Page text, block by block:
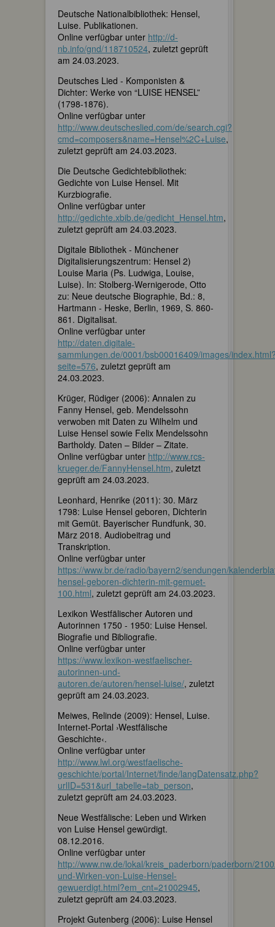
Deutsche Nationalbibliothek: Hensel,
Luise. Publikationen.
Online verfügbar unter http://d-
nb.info/gnd/118710524, zuletzt geprüft
am 24.03.2023.
Deutsches Lied - Komponisten &
Dichter: Werke von “LUISE HENSEL”
(1798-1876).
Online verfügbar unter
http://www.deutscheslied.com/de/search.cgi?
cmd=composers&name=Hensel%2C+Luise,
zuletzt geprüft am 24.03.2023.
Die Deutsche Gedichtebibliothek:
Gedichte von Luise Hensel. Mit
Kurzbiografie.
Online verfügbar unter
http://gedichte.xbib.de/gedicht_Hensel.htm,
zuletzt geprüft am 24.03.2023.
Digitale Bibliothek - Münchener
Digitalisierungszentrum: Hensel 2)
Louise Maria (Ps. Ludwiga, Louise,
Luise). In: Stolberg-Wernigerode, Otto
zu: Neue deutsche Biographie, Bd.: 8,
Hartmann - Heske, Berlin, 1969, S. 860-
861. Digitalisat.
Online verfügbar unter
http://daten.digitale-
sammlungen.de/0001/bsb00016409/images/
seite=576, zuletzt geprüft am
24.03.2023.
Krüger, Rüdiger (2006): Annalen zu
Fanny Hensel, geb. Mendelssohn
verwoben mit Daten zu Wilhelm und
Luise Hensel sowie Felix Mendelssohn
Bartholdy. Daten – Bilder – Zitate.
Online verfügbar unter http://www.rcs-
krueger.de/FannyHensel.htm, zuletzt
geprüft am 24.03.2023.
Leonhard, Henrike (2011): 30. März
1798: Luise Hensel geboren, Dichterin
mit Gemüt. Bayerischer Rundfunk, 30.
März 2018. Audiobeitrag und
Transkription.
Online verfügbar unter
https://www.br.de/radio/bayern2/sendungen/
hensel-geboren-dichterin-mit-gemuet-
100.html, zuletzt geprüft am 24.03.2023.
Lexikon Westfälischer Autoren und
Autorinnen 1750 - 1950: Luise Hensel.
Biografie und Bibliografie.
Online verfügbar unter
https://www.lexikon-westfaelischer-
autorinnen-und-
autoren.de/autoren/hensel-luise/, zuletzt
geprüft am 24.03.2023.
Meiwes, Relinde (2009): Hensel, Luise.
Internet-Portal ›Westfälische
Geschichte‹.
Online verfügbar unter
http://www.lwl.org/westfaelische-
geschichte/portal/Internet/finde/langDatensatz.php?
urlID=531&url_tabelle=tab_person,
zuletzt geprüft am 24.03.2023.
Neue Westfälische: Leben und Wirken
von Luise Hensel gewürdigt.
08.12.2016.
Online verfügbar unter
http://www.nw.de/lokal/kreis_paderborn/paderborn/
und-Wirken-von-Luise-Hensel-
gewuerdigt.html?em_cnt=21002945,
zuletzt geprüft am 24.03.2023.
Projekt Gutenberg (2006): Luise Hensel